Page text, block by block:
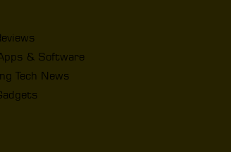
& Software
Tech News